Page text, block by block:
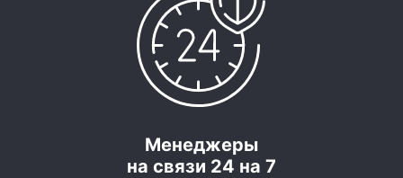
Менеджеры
на связи 24 на 7